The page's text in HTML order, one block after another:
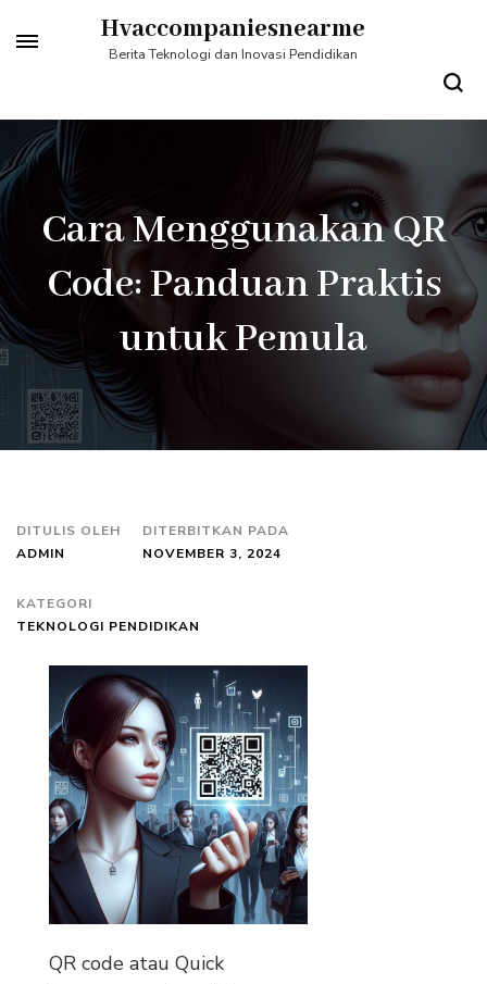
ke
(Tekan
Enter)
Hvaccompaniesnearme
Berita Teknologi dan Inovasi Pendidikan
Cara Menggunakan QR
Code: Panduan Praktis
untuk Pemula
DITULIS OLEH
ADMIN
DITERBITKAN PADA
NOVEMBER 3, 2024
KATEGORI
TEKNOLOGI PENDIDIKAN
QR code atau Quick